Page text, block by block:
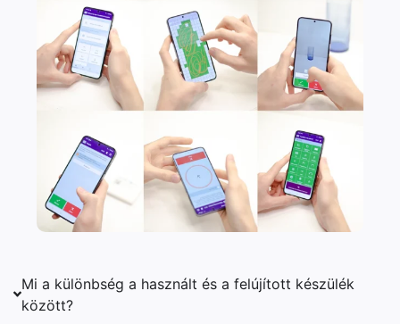
Mi a különbség a használt és a felújított készülék
között?